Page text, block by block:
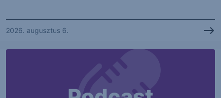
2026. augusztus 6.